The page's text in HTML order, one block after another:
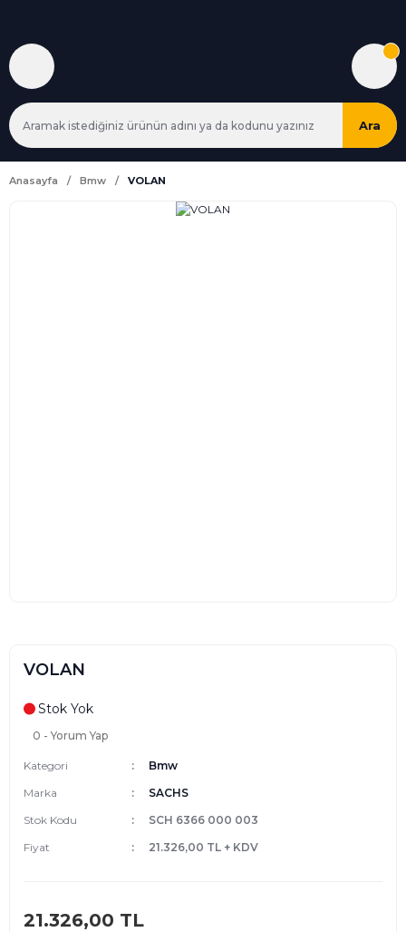
Ara
Anasayfa Bmw VOLAN
VOLAN
Stok Yok
0 - Yorum Yap
Kategori
Bmw
Marka
SACHS
Stok Kodu
SCH 6366 000 003
Fiyat
21.326,00 TL + KDV
21.326,00 TL